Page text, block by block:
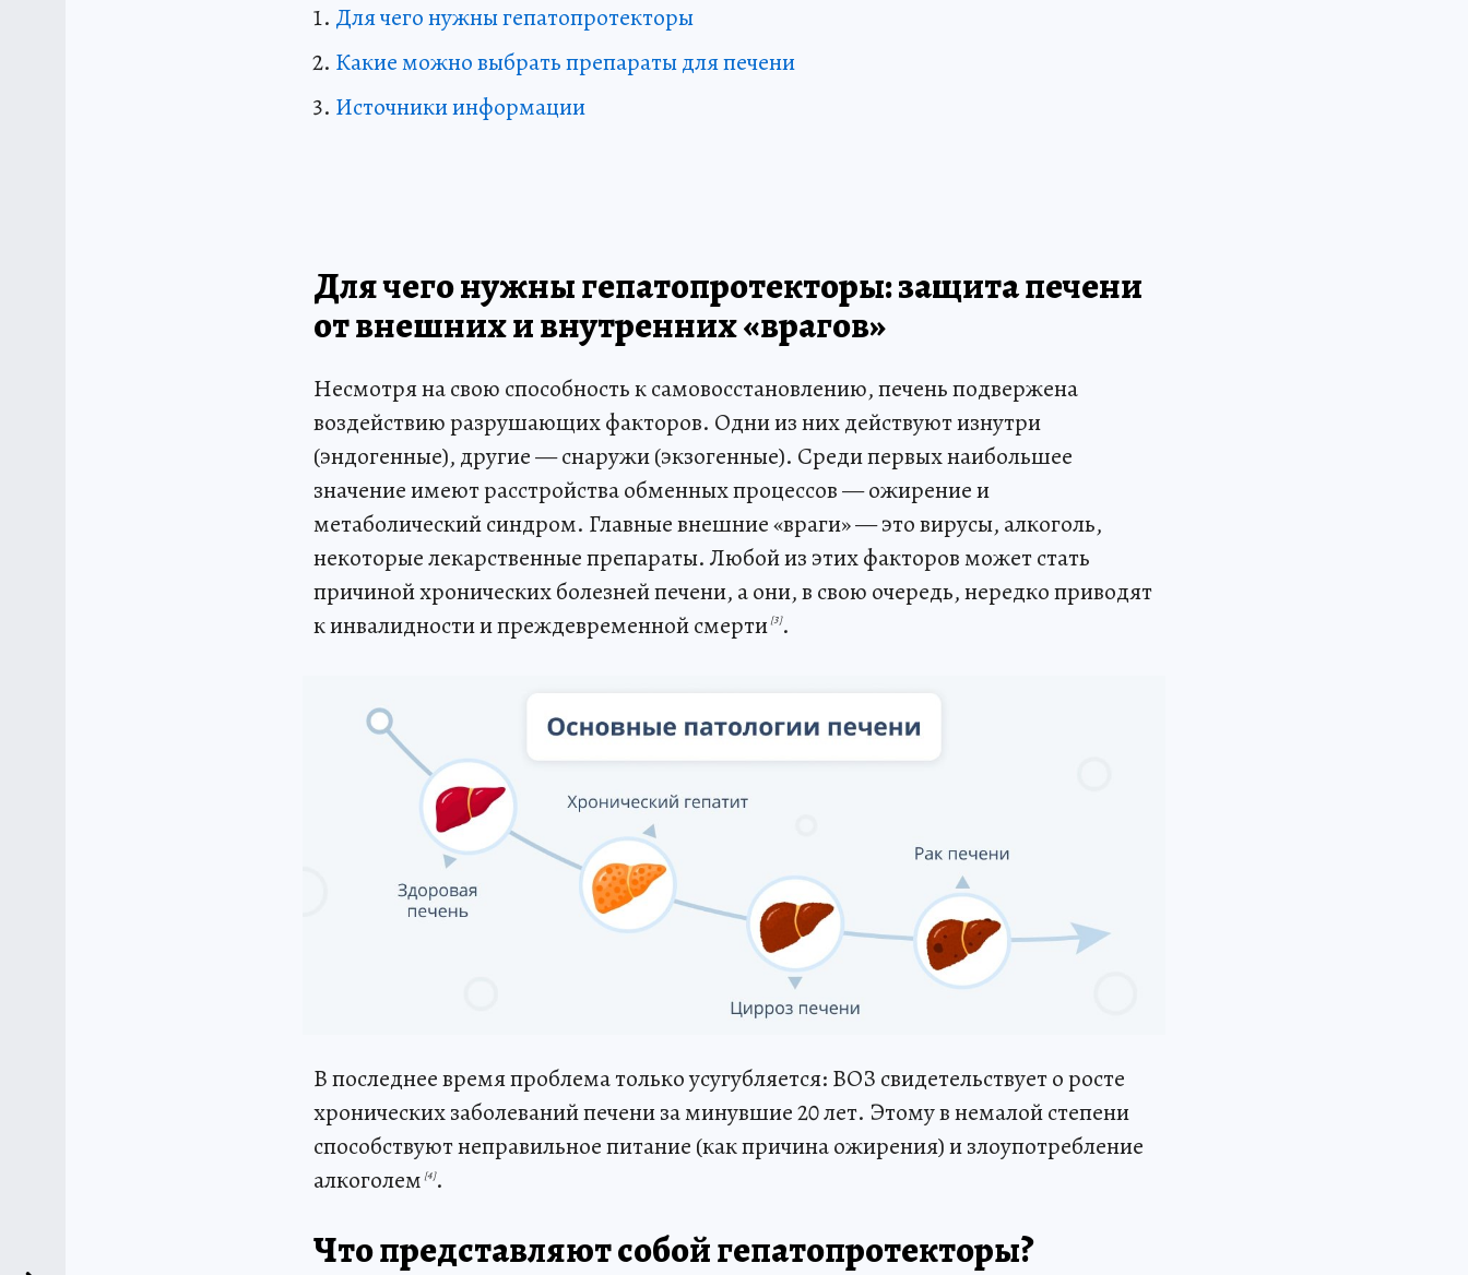
Для чего нужны гепатопротекторы
Какие можно выбрать препараты для печени
Источники информации
Для чего нужны гепатопротекторы: защита печени
от внешних и внутренних «врагов»
Несмотря на свою способность к самовосстановлению, печень подвержена
воздействию разрушающих факторов. Одни из них действуют изнутри
(эндогенные), другие — снаружи (экзогенные). Среди первых наибольшее
значение имеют расстройства обменных процессов — ожирение и
метаболический синдром. Главные внешние «враги» — это вирусы, алкоголь,
некоторые лекарственные препараты. Любой из этих факторов может стать
причиной хронических болезней печени, а они, в свою очередь, нередко приводят
к инвалидности и преждевременной смерти [3].
В последнее время проблема только усугубляется: ВОЗ свидетельствует о росте
хронических заболеваний печени за минувшие 20 лет. Этому в немалой степени
способствуют неправильное питание (как причина ожирения) и злоупотребление
алкоголем [4].
Что представляют собой гепатопротекторы?